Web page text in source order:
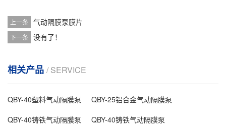
上一条 气动隔膜泵膜片
下一条 没有了！
相关产品 / SERVICE
QBY-40塑料气动隔膜泵
QBY-25铝合金气动隔膜泵
QBY-40铸铁气动隔膜泵
QBY-40铸铁气动隔膜泵